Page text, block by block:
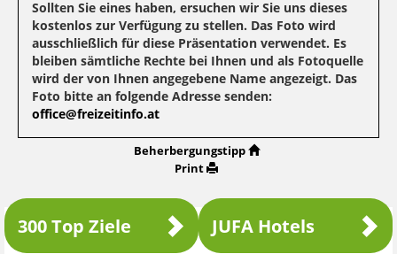
Sollten Sie eines haben, ersuchen wir Sie uns dieses
kostenlos zur Verfügung zu stellen. Das Foto wird
ausschließlich für diese Präsentation verwendet. Es
bleiben sämtliche Rechte bei Ihnen und als Fotoquelle
wird der von Ihnen angegebene Name angezeigt. Das
Foto bitte an folgende Adresse senden:
office@freizeitinfo.at
Beherbergungstipp
Print
300 Top Ziele JUFA Hotels